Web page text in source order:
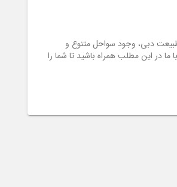
دبی، وجود سواحل متنوع و
در این مطلب همراه باشید تا شما را